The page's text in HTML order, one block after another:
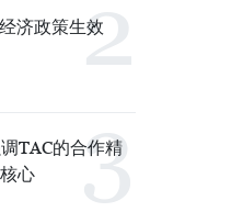
济政策生效
TAC的合作精
心